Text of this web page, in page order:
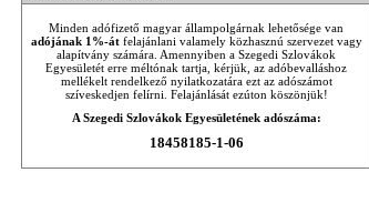
Minden adófizető magyar állampolgárnak lehetősége van
adójának 1%-átfelajánlani valamely közhasznú szervezet vagy
alapítvány számára. Amennyiben a Szegedi Szlovákok
Egyesületét erre méltónak tartja, kérjük, az adóbevalláshoz
mellékelt rendelkező nyilatkozatára ezt az adószámot
szíveskedjen felírni. Felajánlását ezúton köszönjük!
A Szegedi Szlovákok Egyesületének adószáma:
18458185-1-06